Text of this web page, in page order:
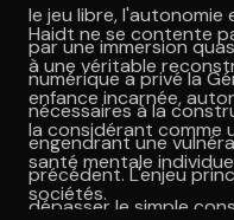
le jeu libre,
par une immersion
numérique a privé la
nécessaires à la
engendrant une
précédent. L'enjeu
dépasser le simple
Haidt ne se contente
à une véritable
enfance incarnée,
la considérant comme
santé mentale
sociétés.